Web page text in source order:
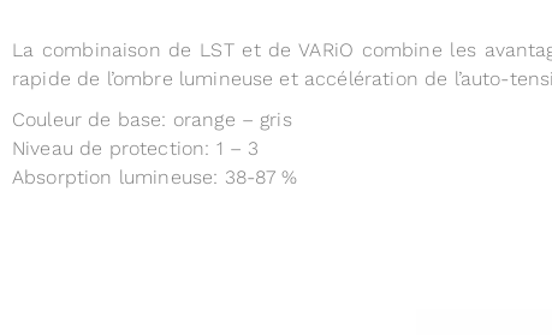
La combinaison de LST et de VARiO combine les
rapide de l’ombre lumineuse et accélération de l’auto-
Couleur de base: orange – gris
Niveau de protection: 1 – 3
Absorption lumineuse: 38-87 %